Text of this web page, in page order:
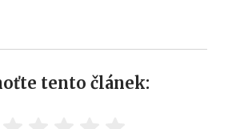
tento článek: